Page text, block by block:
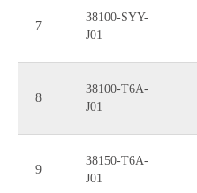
7
38100-SYY-
J01
8
38100-T6A-
J01
9
38150-T6A-
J01